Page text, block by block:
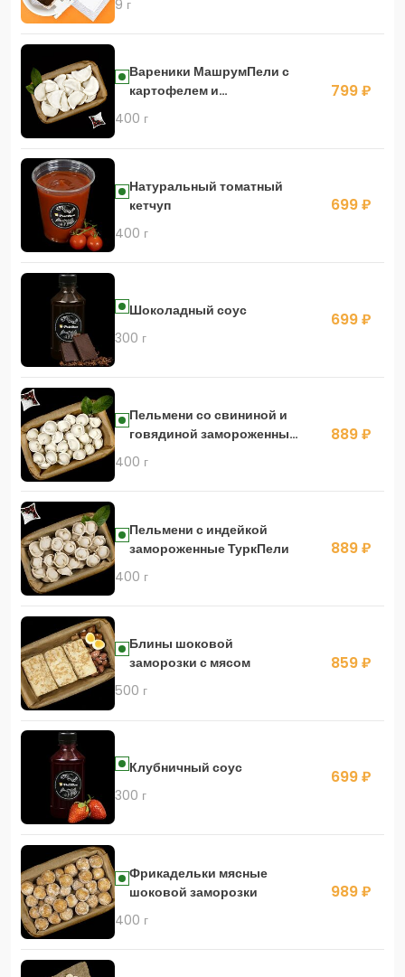
9 г
Вареники МашрумПели с
картофелем и
шампиньонами
400 г
799 ₽
Натуральный томатный
кетчуп
400 г
699 ₽
Шоколадный соус
300 г
699 ₽
Пельмени со свининой и
говядиной замороженные
МитПели
400 г
889 ₽
Пельмени с индейкой
замороженные ТуркПели
400 г
889 ₽
Блины шоковой
заморозки с мясом
500 г
859 ₽
Клубничный соус
300 г
699 ₽
Фрикадельки мясные
шоковой заморозки
400 г
989 ₽